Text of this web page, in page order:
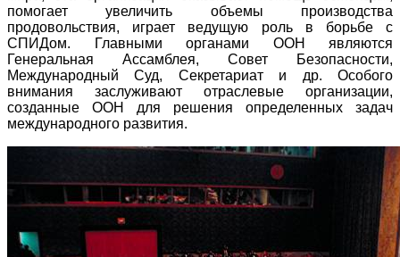
помогает увеличить объемы производства
продовольствия, играет ведущую роль в борьбе с
СПИДом. Главными органами ООН являются
Генеральная Ассамблея, Совет Безопасности,
Международный Суд, Секретариат и др. Особого
внимания заслуживают отраслевые организации,
созданные ООН для решения определенных задач
международного развития.